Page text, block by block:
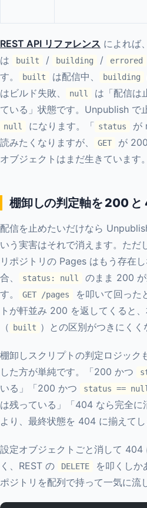
REST API リファレンス によれば、
は built / building / errored
す。
built は配信中、 building
はビルド失敗、 null
は「配信は
ている」状態です。Unpublish で
null になります。「 status
が
読みたくなりますが、
GET
が
オブジェクトはまだ生きています。
棚卸しの判定軸を 200
配信を止めたいだけなら
いう実害はそれで消えます。ただ
リポジトリの Pages はもう存在
合、
status: null
のまま 200
す。
GET /pages
を叩いて回った
トが軒並み 200 を返してくると
（
built ）との区別がつきにくく
棚卸しスクリプトの判定ロジッ
した方が単純です。「200 かつ
いる」「200 かつ
status == null
は残っている」「404 なら完全に
より、最終状態を 404 に揃えてし
設定オブジェクトごと消して 404
く、REST の
DELETE
を叩くしか
ポジトリを配列で持って一気に流